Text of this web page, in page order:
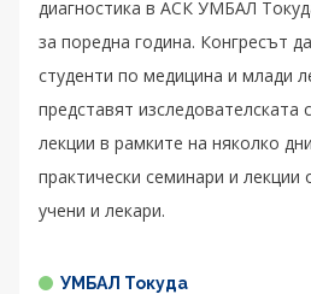
диагностика в АСК УМБАЛ
за поредна година. Конгресът
студенти по медицина и млади
представят изследователската
лекции в рамките на няколко
практически семинари и лекции
учени и лекари.
УМБАЛ Токуда